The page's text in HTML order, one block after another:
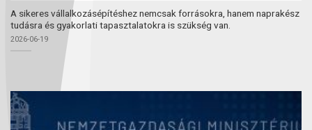
A sikeres vállalkozásépítéshez nemcsak forrásokra, hanem naprakész
tudásra és gyakorlati tapasztalatokra is szükség van.
2026-06-19